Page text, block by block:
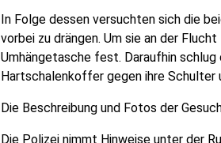
In Folge dessen versuchten sich die
vorbei zu drängen. Um sie an der
Umhängetasche fest. Daraufhin
Hartschalenkoffer gegen ihre Schulter
Die Beschreibung und Fotos der
Die Polizei nimmt Hinweise unter der